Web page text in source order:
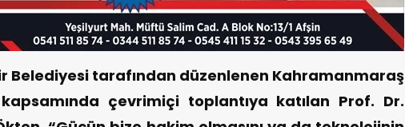
Belediyesi tarafından düzenlenen Kahramanmaraş
çevrimiçi toplantıya katılan Prof. Dr.